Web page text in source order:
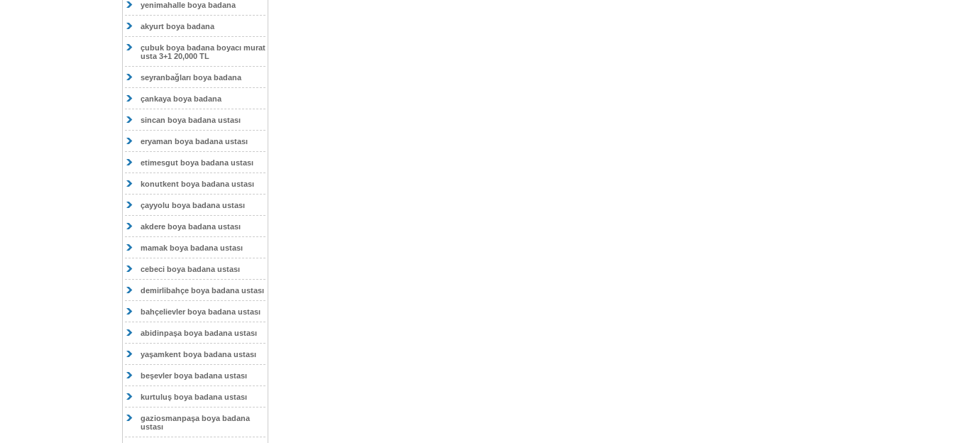
yenimahalle boya badana
akyurt boya badana
çubuk boya badana boyacı murat
usta 3+1 20,000 TL
seyranbağları boya badana
çankaya boya badana
sincan boya badana ustası
eryaman boya badana ustası
etimesgut boya badana ustası
konutkent boya badana ustası
çayyolu boya badana ustası
akdere boya badana ustası
mamak boya badana ustası
cebeci boya badana ustası
demirlibahçe boya badana ustası
bahçelievler boya badana ustası
abidinpaşa boya badana ustası
yaşamkent boya badana ustası
beşevler boya badana ustası
kurtuluş boya badana ustası
gaziosmanpaşa boya badana
ustası